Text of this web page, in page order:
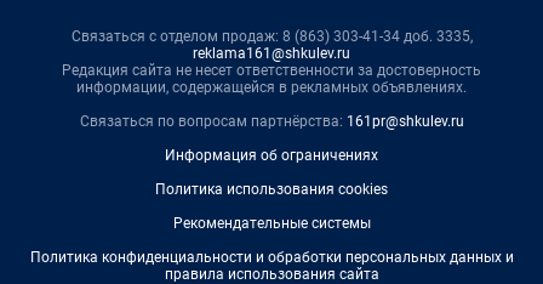
Связаться с отделом продаж: 8 (863) 303-41-34 доб. 3335,
reklama161@shkulev.ru
Редакция сайта не несет ответственности за достоверность
информации, содержащейся в рекламных объявлениях.
Связаться по вопросам партнёрства: 161pr@shkulev.ru
Информация об ограничениях
Политика использования cookies
Рекомендательные системы
Политика конфиденциальности и обработки персональных данных и
правила использования сайта